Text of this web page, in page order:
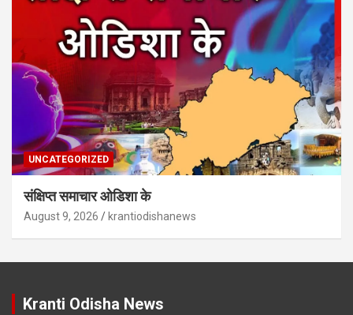
UNCATEGORIZED
संक्षिप्त समाचार ओडिशा के
August 9, 2026 krantiodishanews
Kranti Odisha News